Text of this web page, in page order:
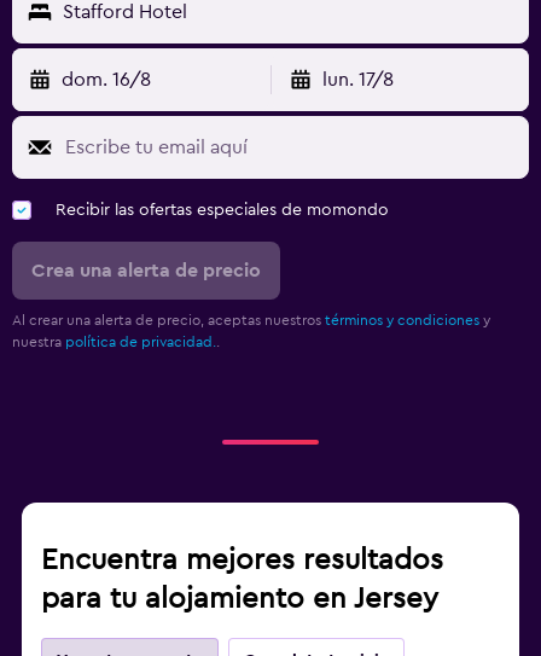
Stafford Hotel
dom. 16/8 lun. 17/8
Recibir las ofertas especiales de momondo
Crea una alerta de precio
Al crear una alerta de precio, aceptas nuestros términos y condiciones y
nuestra política de privacidad.
Encuentra mejores resultados
para tu alojamiento en Jersey